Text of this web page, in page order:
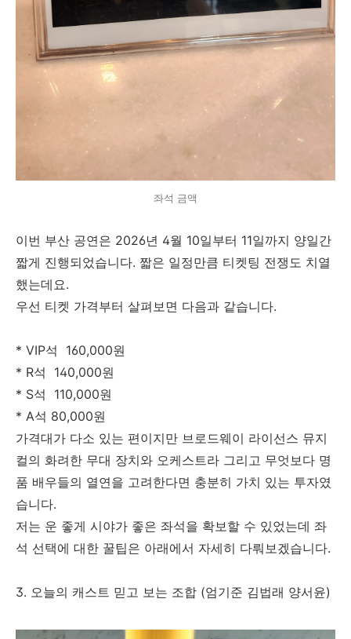
좌석 금액
이번 부산 공연은 2026년 4월 10일부터 11일까지 양일간
짧게 진행되었습니다. 짧은 일정만큼 티켓팅 전쟁도 치열
했는데요.
우선 티켓 가격부터 살펴보면 다음과 같습니다.
* VIP석 160,000원
* R석 140,000원
* S석 110,000원
* A석 80,000원
가격대가 다소 있는 편이지만 브로드웨이 라이선스 뮤지
컬의 화려한 무대 장치와 오케스트라 그리고 무엇보다 명
품 배우들의 열연을 고려한다면 충분히 가치 있는 투자였
습니다.
저는 운 좋게 시야가 좋은 좌석을 확보할 수 있었는데 좌
석 선택에 대한 꿀팁은 아래에서 자세히 다뤄보겠습니다.
3. 오늘의 캐스트 믿고 보는 조합 (엄기준 김법래 양서윤)